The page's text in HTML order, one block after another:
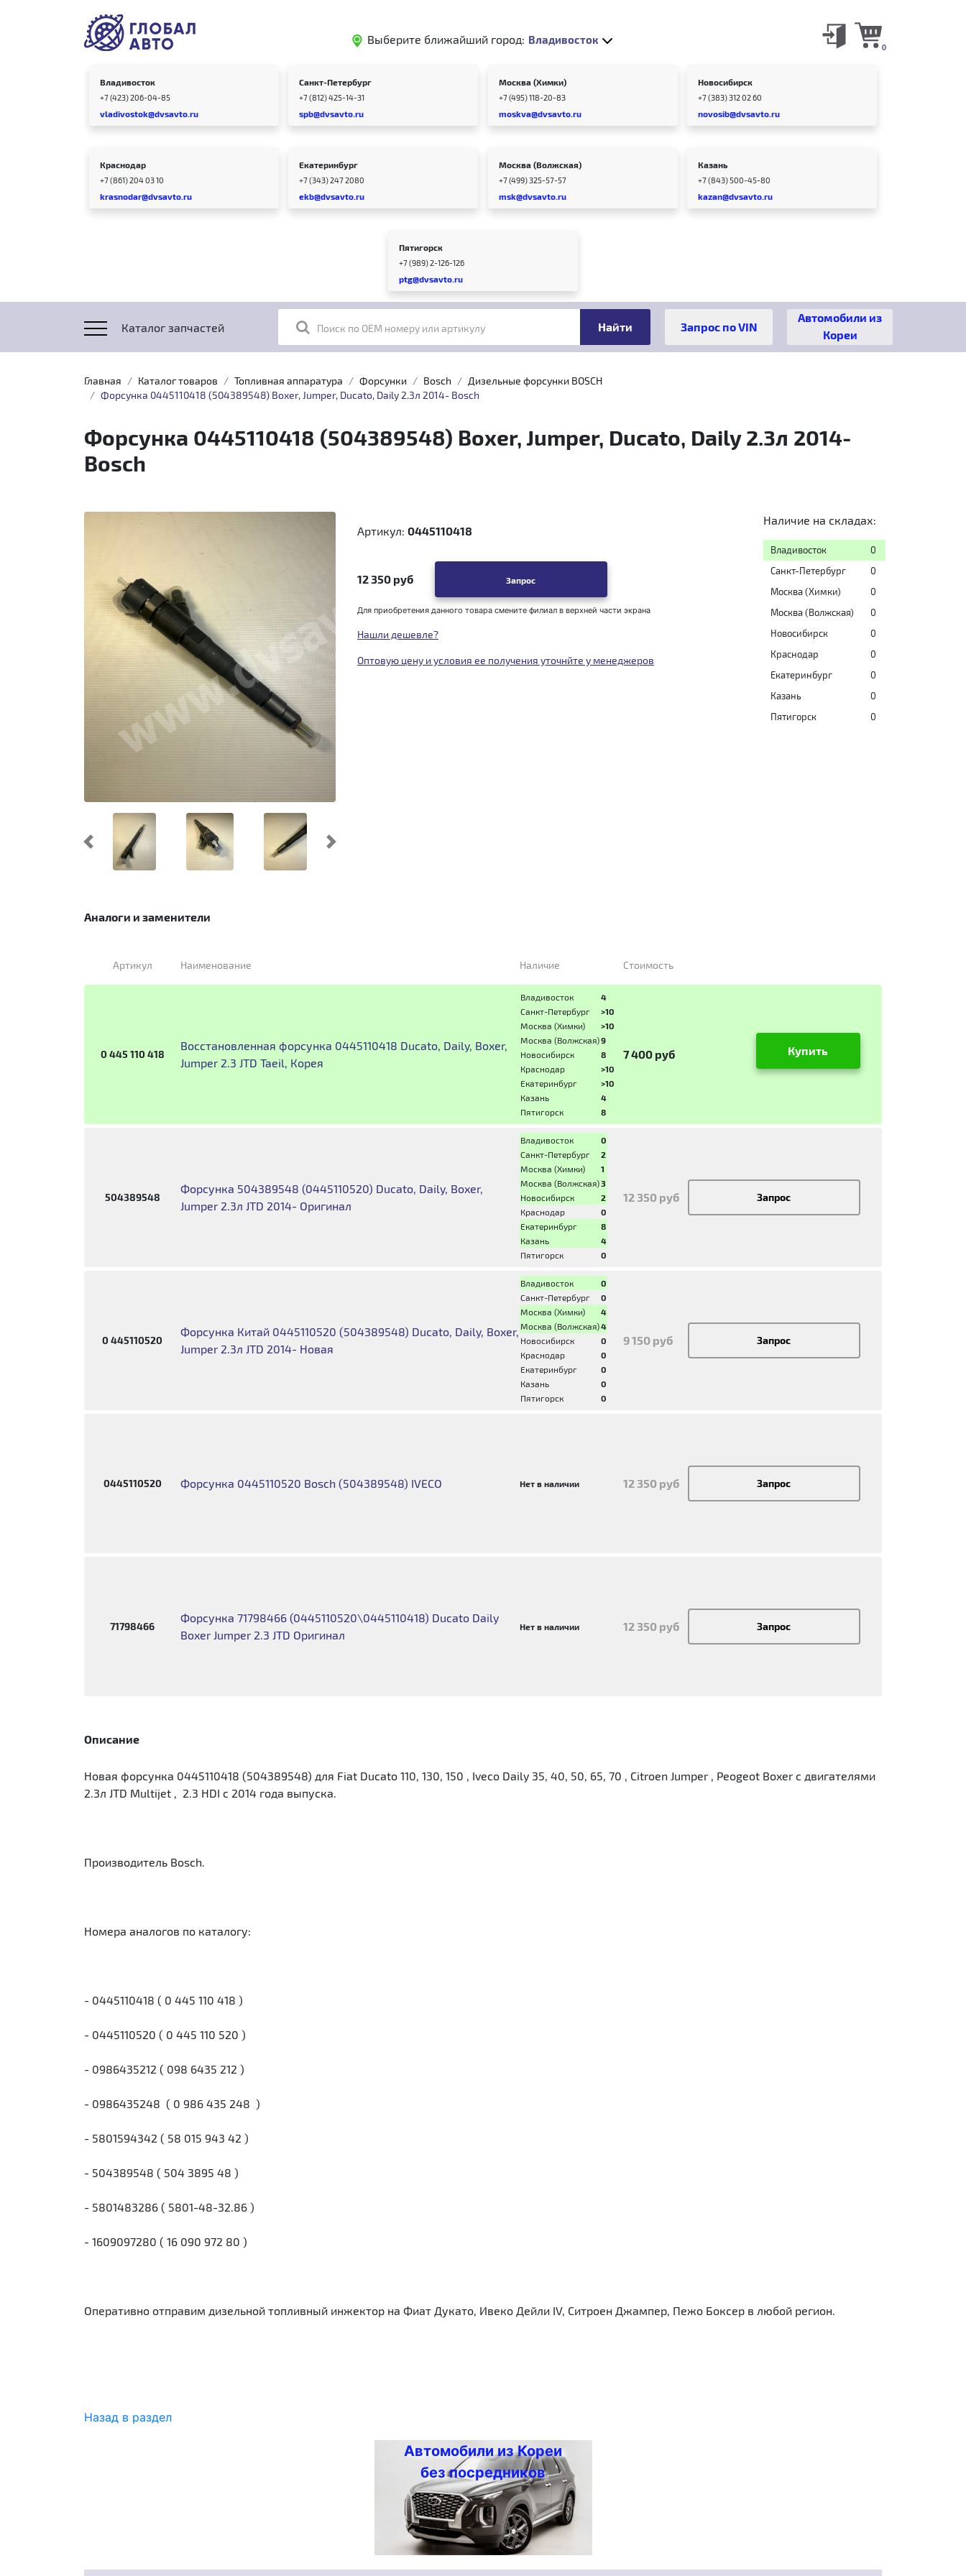
Выберите ближайший город: Владивосток
0
Владивосток
+7 (423) 206-04-85
vladivostok@dvsavto.ru
Санкт-Петербург
+7 (812) 425-14-31
spb@dvsavto.ru
Москва (Химки)
+7 (495) 118-20-83
moskva@dvsavto.ru
Новосибирск
+7 (383) 312 02 60
novosib@dvsavto.ru
Краснодар
+7 (861) 204 03 10
krasnodar@dvsavto.ru
Екатеринбург
+7 (343) 247 2080
ekb@dvsavto.ru
Москва (Волжская)
+7 (499) 325-57-57
msk@dvsavto.ru
Казань
+7 (843) 500-45-80
kazan@dvsavto.ru
Пятигорск
+7 (989) 2-126-126
ptg@dvsavto.ru
Каталог запчастей Поиск по OEM номеру или артикулу
Автомобили из
Кореи
Главная Каталог товаров Топливная аппаратура Форсунки Bosch
Дизельные форсунки BOSCH
Форсунка 0445110418 (504389548) Boxer, Jumper, Ducato, Daily 2.3л 2014- Bosch
Форсунка 0445110418 (504389548) Boxer, Jumper, Ducato, Daily 2.3л 2014-
Bosch
Предыдущий Cледующий
Артикул: 0445110418
12 350 руб Запрос
Для приобретения данного товара смените филиал в верхней части экрана
Нашли дешевле?
Оптовую цену и условия ее получения уточнйте у менеджеров
Наличие на складах:
Владивосток
0
Санкт-Петербург
0
Москва (Химки)
0
Москва (Волжская)
0
Новосибирск
0
Краснодар
0
Екатеринбург
0
Казань
0
Пятигорск
0
Аналоги и заменители
Артикул Наименование Наличие Стоимость
0 445 110 418
Восстановленная форсунка 0445110418 Ducato, Daily, Boxer,
Jumper 2.3 JTD Taeil, Корея
Владивосток
4
Санкт-Петербург
>10
Москва (Химки)
>10
Москва (Волжская)9
Новосибирск
8
Краснодар
>10
Екатеринбург
>10
Казань
4
Пятигорск
8
7 400 руб Купить
504389548
Форсунка 504389548 (0445110520) Ducato, Daily, Boxer,
Jumper 2.3л JTD 2014- Оригинал
Владивосток
0
Санкт-Петербург
2
Москва (Химки)
1
Москва (Волжская)3
Новосибирск
2
Краснодар
0
Екатеринбург
8
Казань
4
Пятигорск
0
12 350 руб Запрос
0 445110520
Форсунка Китай 0445110520 (504389548) Ducato, Daily, Boxer,
Jumper 2.3л JTD 2014- Новая
Владивосток
0
Санкт-Петербург
0
Москва (Химки)
4
Москва (Волжская)4
Новосибирск
0
Краснодар
0
Екатеринбург
0
Казань
0
Пятигорск
0
9 150 руб Запрос
0445110520 Форсунка 0445110520 Bosch (504389548) IVECO Нет в наличии 12 350 руб Запрос
71798466
Форсунка 71798466 (0445110520\0445110418) Ducato Daily
Boxer Jumper 2.3 JTD Оригинал
Нет в наличии 12 350 руб Запрос
Описание
Новая форсунка 0445110418 (504389548) для Fiat Ducato 110, 130, 150 , Iveco Daily 35, 40, 50, 65, 70 , Citroen Jumper , Peogeot Boxer с двигателями
2.3л JTD Multijet , 2.3 HDI с 2014 года выпуска.
Производитель Bosch.
Номера аналогов по каталогу:
- 0445110418 ( 0 445 110 418 )
- 0445110520 ( 0 445 110 520 )
- 0986435212 ( 098 6435 212 )
- 0986435248 ( 0 986 435 248 )
- 5801594342 ( 58 015 943 42 )
- 504389548 ( 504 3895 48 )
- 5801483286 ( 5801-48-32.86 )
- 1609097280 ( 16 090 972 80 )
Оперативно отправим дизельной топливный инжектор на Фиат Дукато, Ивеко Дейли IV, Ситроен Джампер, Пежо Боксер в любой регион.
Назад в раздел
Автомобили из Кореи
без посредников